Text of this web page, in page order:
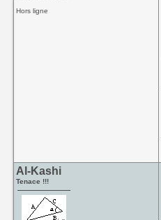
Hors ligne
Al-Kashi
Tenace !!!